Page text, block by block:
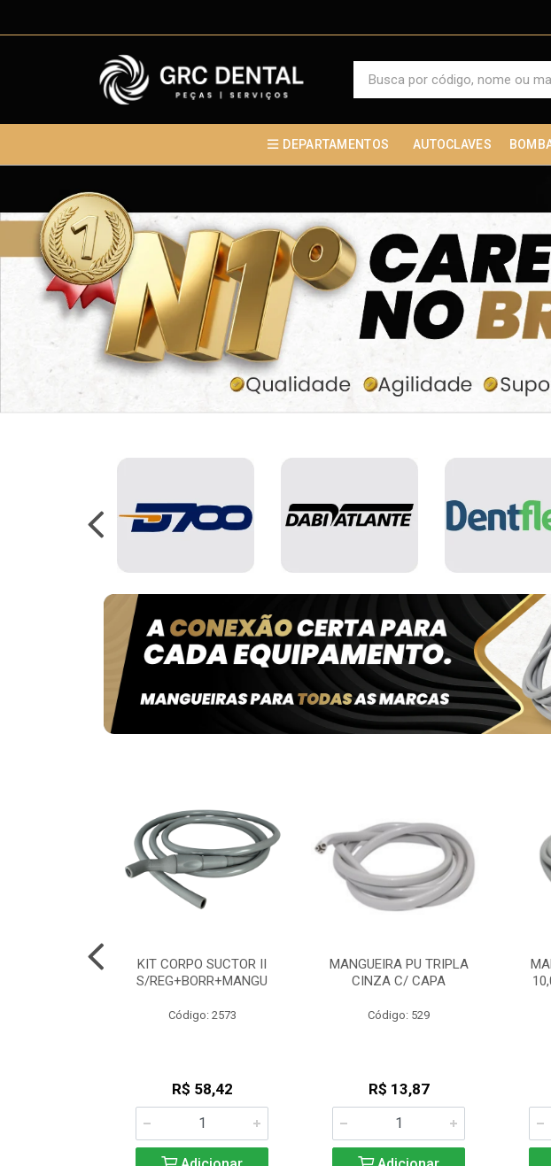
DEPARTAMENTOS AUTOCLAVES
KIT CORPO SUCTOR II
S/REG+BORR+MANGU
Código: 2573
R$ 58,42
MANGUEIRA PU TRIPLA
CINZA C/ CAPA
Código: 529
R$ 13,87